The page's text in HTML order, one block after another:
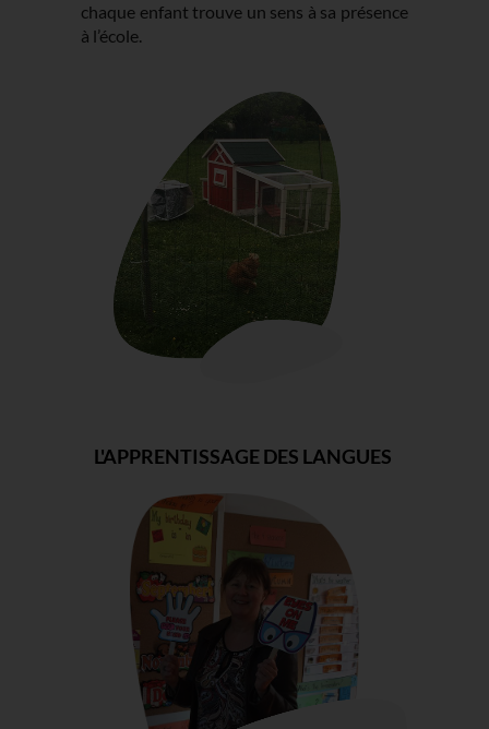
chaque enfant trouve un sens à sa présence
à l’école.
L'APPRENTISSAGE DES LANGUES